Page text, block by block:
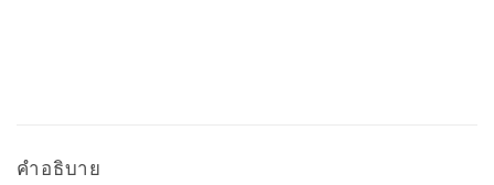
คำอธิบาย